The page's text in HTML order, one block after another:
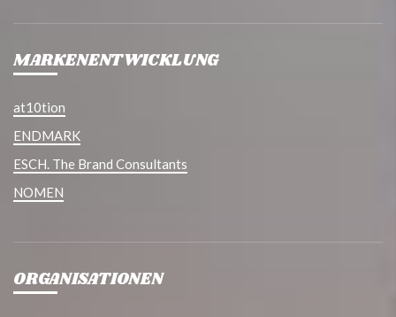
MARKENENTWICKLUNG
at10tion
ENDMARK
ESCH. The Brand Consultants
NOMEN
ORGANISATIONEN